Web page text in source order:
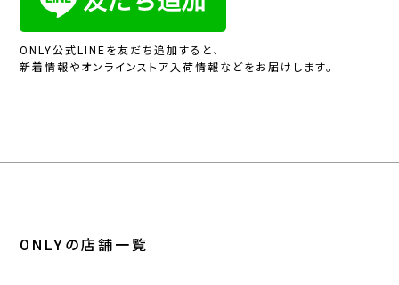
ONLY公式LINEを友だち追加すると、
新着情報やオンラインストア入荷情報などをお届けします。
ONLYの店舗一覧